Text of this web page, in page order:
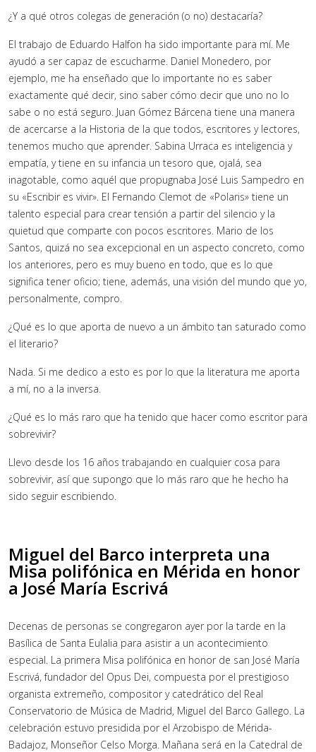
¿Y a qué otros colegas de generación (o no) destacaría?
El trabajo de Eduardo Halfon ha sido importante para mí. Me
ayudó a ser capaz de escucharme. Daniel Monedero, por
ejemplo, me ha enseñado que lo importante no es saber
exactamente qué decir, sino saber cómo decir que uno no lo
sabe o no está seguro. Juan Gómez Bárcena tiene una manera
de acercarse a la Historia de la que todos, escritores y lectores,
tenemos mucho que aprender. Sabina Urraca es inteligencia y
empatía, y tiene en su infancia un tesoro que, ojalá, sea
inagotable, como aquél que propugnaba José Luis Sampedro en
su «Escribir es vivir». El Fernando Clemot de «Polaris» tiene un
talento especial para crear tensión a partir del silencio y la
quietud que comparte con pocos escritores. Mario de los
Santos, quizá no sea excepcional en un aspecto concreto, como
los anteriores, pero es muy bueno en todo, que es lo que
significa tener oficio; tiene, además, una visión del mundo que yo,
personalmente, compro.
¿Qué es lo que aporta de nuevo a un ámbito tan saturado como
el literario?
Nada. Si me dedico a esto es por lo que la literatura me aporta
a mí, no a la inversa.
¿Qué es lo más raro que ha tenido que hacer como escritor para
sobrevivir?
Llevo desde los 16 años trabajando en cualquier cosa para
sobrevivir, así que supongo que lo más raro que he hecho ha
sido seguir escribiendo.
Miguel del Barco interpreta una
Misa polifónica en Mérida en honor
a José María Escrivá
Decenas de personas se congregaron ayer por la tarde en la
Basílica de Santa Eulalia para asistir a un acontecimiento
especial. La primera Misa polifónica en honor de san José María
Escrivá, fundador del Opus Dei, compuesta por el prestigioso
organista extremeño, compositor y catedrático del Real
Conservatorio de Música de Madrid, Miguel del Barco Gallego. La
celebración estuvo presidida por el Arzobispo de Mérida-
Badajoz, Monseñor Celso Morga. Mañana será en la Catedral de